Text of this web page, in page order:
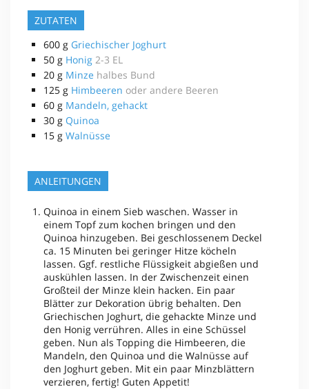
ZUTATEN
600 g Griechischer Joghurt
50 g Honig 2-3 EL
20 g Minze halbes Bund
125 g Himbeeren oder andere Beeren
60 g Mandeln, gehackt
30 g Quinoa
15 g Walnüsse
ANLEITUNGEN
Quinoa in einem Sieb waschen. Wasser in
einem Topf zum kochen bringen und den
Quinoa hinzugeben. Bei geschlossenem Deckel
ca. 15 Minuten bei geringer Hitze köcheln
lassen. Ggf. restliche Flüssigkeit abgießen und
auskühlen lassen. In der Zwischenzeit einen
Großteil der Minze klein hacken. Ein paar
Blätter zur Dekoration übrig behalten. Den
Griechischen Joghurt, die gehackte Minze und
den Honig verrühren. Alles in eine Schüssel
geben. Nun als Topping die Himbeeren, die
Mandeln, den Quinoa und die Walnüsse auf
den Joghurt geben. Mit ein paar Minzblättern
verzieren, fertig! Guten Appetit!